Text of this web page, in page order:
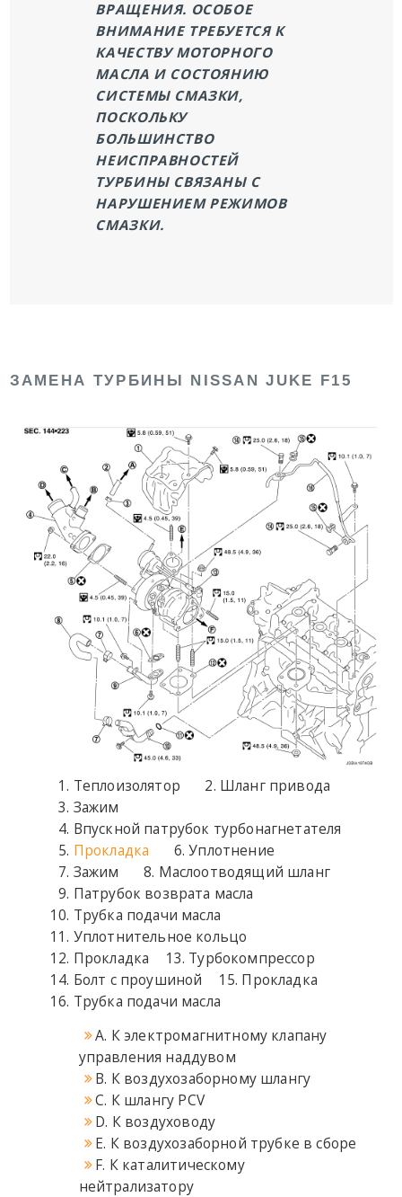
ВРАЩЕНИЯ. ОСОБОЕ
ВНИМАНИЕ ТРЕБУЕТСЯ К
КАЧЕСТВУ МОТОРНОГО
МАСЛА И СОСТОЯНИЮ
СИСТЕМЫ СМАЗКИ,
ПОСКОЛЬКУ
БОЛЬШИНСТВО
НЕИСПРАВНОСТЕЙ
ТУРБИНЫ СВЯЗАНЫ С
НАРУШЕНИЕМ РЕЖИМОВ
СМАЗКИ.
ЗАМЕНА ТУРБИНЫ NISSAN JUKE F15
Теплоизолятор
Шланг привода
Зажим
Впускной патрубок турбонагнетателя
Прокладка
Уплотнение
Зажим
Маслоотводящий шланг
Патрубок возврата масла
Трубка подачи масла
Уплотнительное кольцо
Прокладка
Турбокомпрессор
Болт с проушиной
Прокладка
Трубка подачи масла
A. К электромагнитному клапану
управления наддувом
B. К воздухозаборному шлангу
C. К шлангу PCV
D. К воздуховоду
E. К воздухозаборной трубке в сборе
F. К каталитическому
нейтрализатору